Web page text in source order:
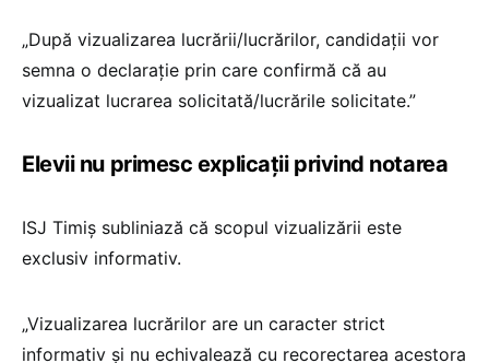
„După vizualizarea lucrării/lucrărilor, candidații vor
semna o declarație prin care confirmă că au
vizualizat lucrarea solicitată/lucrările solicitate.”
Elevii nu primesc explicații privind notarea
ISJ Timiș subliniază că scopul vizualizării este
exclusiv informativ.
„Vizualizarea lucrărilor are un caracter strict
informativ și nu echivalează cu recorectarea acestora